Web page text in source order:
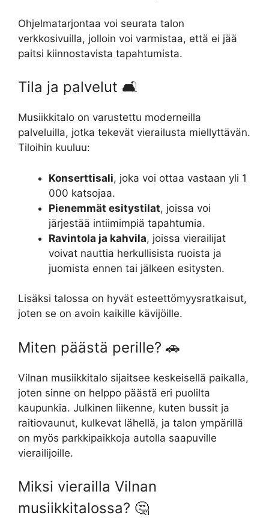
Ohjelmatarjontaa voi seurata talon
verkkosivuilla, jolloin voi varmistaa, että ei jää
paitsi kiinnostavista tapahtumista.
Tila ja palvelut 🛋️
Musiikkitalo on varustettu moderneilla
palveluilla, jotka tekevät vierailusta miellyttävän.
Tiloihin kuuluu:
Konserttisali, joka voi ottaa vastaan yli 1
000 katsojaa.
Pienemmät esitystilat, joissa voi
järjestää intiimimpiä tapahtumia.
Ravintola ja kahvila, joissa vierailijat
voivat nauttia herkullisista ruoista ja
juomista ennen tai jälkeen esitysten.
Lisäksi talossa on hyvät esteettömyysratkaisut,
joten se on avoin kaikille kävijöille.
Miten päästä perille? 🚗
Vilnan musiikkitalo sijaitsee keskeisellä paikalla,
joten sinne on helppo päästä eri puolilta
kaupunkia. Julkinen liikenne, kuten bussit ja
raitiovaunut, kulkevat lähellä, ja talon ympärillä
on myös parkkipaikkoja autolla saapuville
vierailijoille.
Miksi vierailla Vilnan
musiikkitalossa? 🤔